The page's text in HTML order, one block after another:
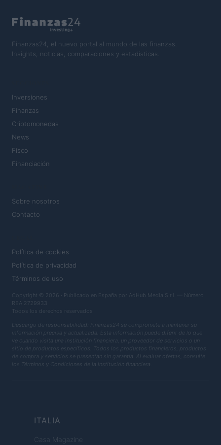
Finanzas24, el nuevo portal al mundo de las finanzas.
Insights, noticias, comparaciones y estadísticas.
Inversiones
Finanzas
Criptomonedas
News
Fisco
Financiación
Sobre nosotros
Contacto
Política de cookies
Política de privacidad
Términos de uso
Copyright © 2026 · Publicado en España por AdHub Media S.r.l. — Número
REA 2729933
Todos los derechos reservados
Descargo de responsabilidad: Finanzas24 se compromete a mantener su
información precisa y actualizada. Esta información puede diferir de lo que
ve cuando visita una institución financiera, un proveedor de servicios o un
sitio de productos específicos. Todos los productos financieros, productos
de compra y servicios se presentan sin garantía. Al evaluar ofertas, consulte
los Términos y Condiciones de la institución financiera.
ITALIA
Casa Magazine